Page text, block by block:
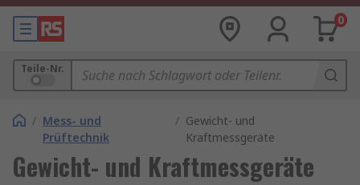
0
Teile-Nr.
/ Mess- und
Prüftechnik
/ Gewicht- und
Kraftmessgeräte
Gewicht- und Kraftmessgeräte